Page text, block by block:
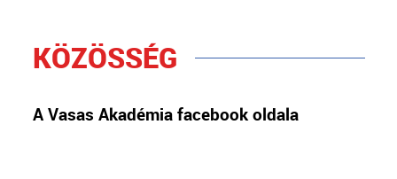
KÖZÖSSÉG
A Vasas Akadémia facebook oldala